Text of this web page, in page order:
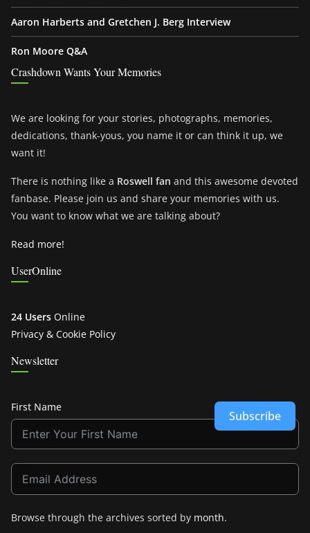
Aaron Harberts and Gretchen J. Berg Interview
Ron Moore Q&A
Crashdown Wants Your Memories
We are looking for your stories, photographs, memories,
dedications, thank-yous, you name it or can think it up, we
want it!
There is nothing like a Roswell fan and this awesome devoted
fanbase. Please join us and share your memories with us.
You want to know what we are talking about?
Read more!
UserOnline
24 Users Online
Privacy & Cookie Policy
Newsletter
First Name
Subscribe
Browse through the archives sorted by month.